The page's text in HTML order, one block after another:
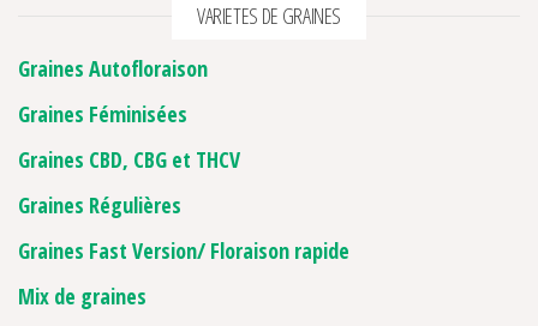
VARIETES DE GRAINES
Graines Autofloraison
Graines Féminisées
Graines CBD, CBG et THCV
Graines Régulières
Graines Fast Version/ Floraison rapide
Mix de graines